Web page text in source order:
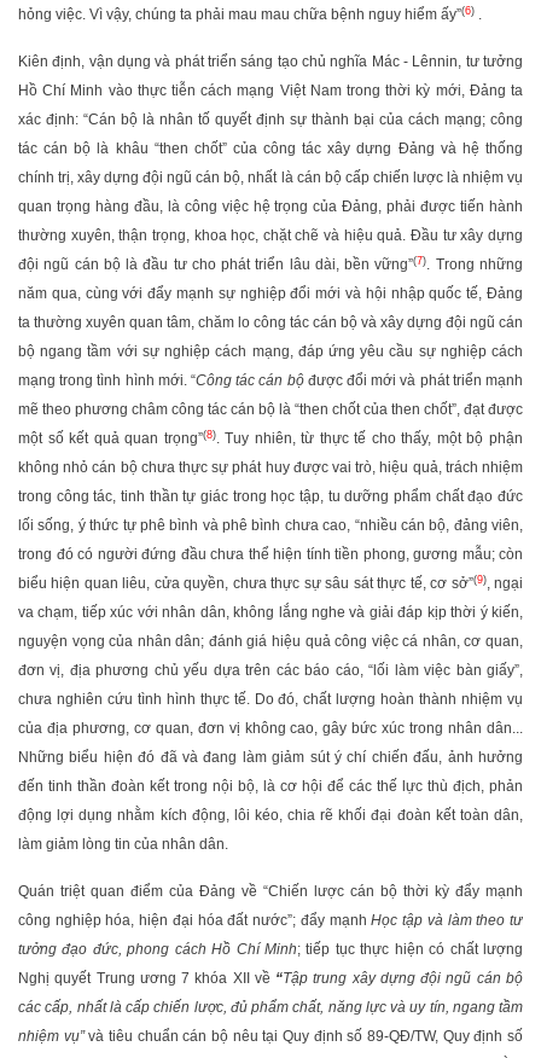
hỏng việc. Vì vậy, chúng ta phải mau mau chữa bệnh nguy hiểm ấy”(6) .
Kiên định, vận dụng và phát triển sáng tạo chủ nghĩa Mác - Lênnin, tư tưởng
Hồ Chí Minh vào thực tiễn cách mạng Việt Nam trong thời kỳ mới, Đảng ta
xác định: “Cán bộ là nhân tố quyết định sự thành bại của cách mạng; công
tác cán bộ là khâu “then chốt” của công tác xây dựng Đảng và hệ thống
chính trị, xây dựng đội ngũ cán bộ, nhất là cán bộ cấp chiến lược là nhiệm vụ
quan trọng hàng đầu, là công việc hệ trọng của Đảng, phải được tiến hành
thường xuyên, thận trọng, khoa học, chặt chẽ và hiệu quả. Đầu tư xây dựng
đội ngũ cán bộ là đầu tư cho phát triển lâu dài, bền vững”(7). Trong những
năm qua, cùng với đẩy mạnh sự nghiệp đổi mới và hội nhập quốc tế, Đảng
ta thường xuyên quan tâm, chăm lo công tác cán bộ và xây dựng đội ngũ cán
bộ ngang tầm với sự nghiệp cách mạng, đáp ứng yêu cầu sự nghiệp cách
mạng trong tình hình mới. “Công tác cán bộđược đổi mới và phát triển mạnh
mẽ theo phương châm công tác cán bộ là “then chốt của then chốt”, đạt được
một số kết quả quan trọng”(8). Tuy nhiên, từ thực tế cho thấy, một bộ phận
không nhỏ cán bộ chưa thực sự phát huy được vai trò, hiệu quả, trách nhiệm
trong công tác, tinh thần tự giác trong học tập, tu dưỡng phẩm chất đạo đức
lối sống, ý thức tự phê bình và phê bình chưa cao, “nhiều cán bộ, đảng viên,
trong đó có người đứng đầu chưa thể hiện tính tiền phong, gương mẫu; còn
biểu hiện quan liêu, cửa quyền, chưa thực sự sâu sát thực tế, cơ sở”(9), ngại
va chạm, tiếp xúc với nhân dân, không lắng nghe và giải đáp kịp thời ý kiến,
nguyện vọng của nhân dân; đánh giá hiệu quả công việc cá nhân, cơ quan,
đơn vị, địa phương chủ yếu dựa trên các báo cáo, “lối làm việc bàn giấy”,
chưa nghiên cứu tình hình thực tế. Do đó, chất lượng hoàn thành nhiệm vụ
của địa phương, cơ quan, đơn vị không cao, gây bức xúc trong nhân dân...
Những biểu hiện đó đã và đang làm giảm sút ý chí chiến đấu, ảnh hưởng
đến tinh thần đoàn kết trong nội bộ, là cơ hội để các thế lực thù địch, phản
động lợi dụng nhằm kích động, lôi kéo, chia rẽ khối đại đoàn kết toàn dân,
làm giảm lòng tin của nhân dân.
Quán triệt quan điểm của Đảng về “Chiến lược cán bộ thời kỳ đẩy mạnh
công nghiệp hóa, hiện đại hóa đất nước”; đẩy mạnhHọc tập và làm theo tư
tưởng đạo đức, phong cách Hồ Chí Minh; tiếp tục thực hiện có chất lượng
Nghị quyết Trung ương 7 khóa XII về “Tập trung xây dựng đội ngũ cán bộ
các cấp, nhất là cấp chiến lược, đủ phẩm chất, năng lực và uy tín, ngang tầm
nhiệm vụ”và tiêu chuẩn cán bộ nêu tại Quy định số 89-QĐ/TW, Quy định số